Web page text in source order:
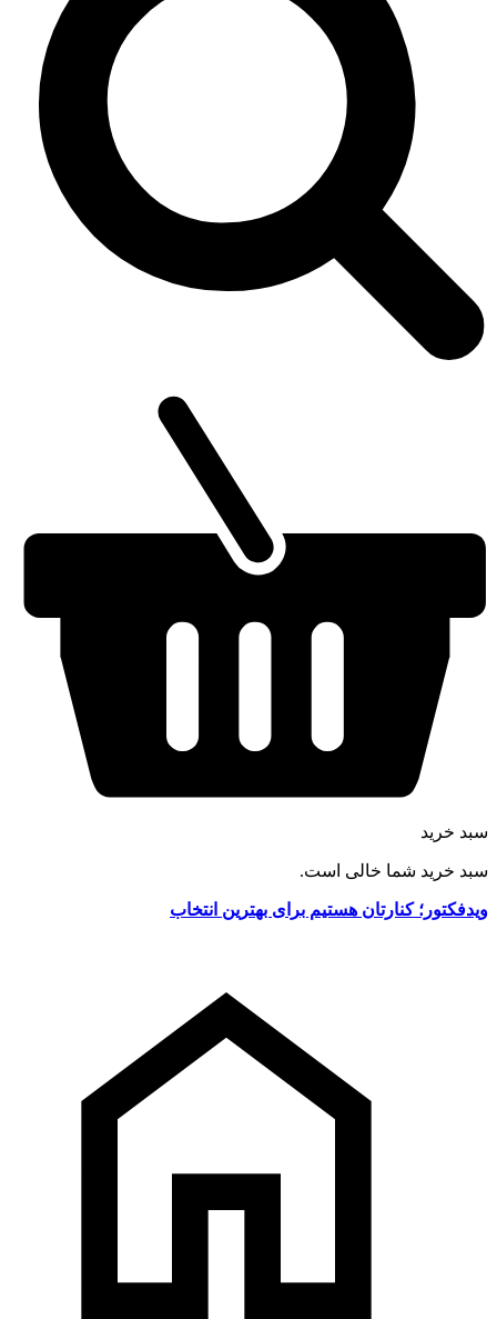
سبد خرید
سبد خرید شما خالی است.
ویدفکتور؛ کنارتان هستیم برای بهترین انتخاب